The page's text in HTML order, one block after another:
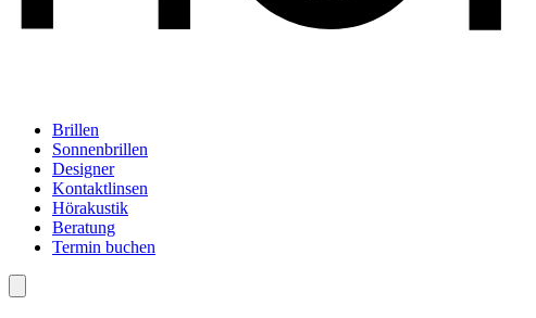
Brillen
Sonnenbrillen
Designer
Kontaktlinsen
Hörakustik
Beratung
Termin buchen